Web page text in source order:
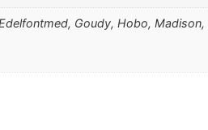
Goudy, Hobo,